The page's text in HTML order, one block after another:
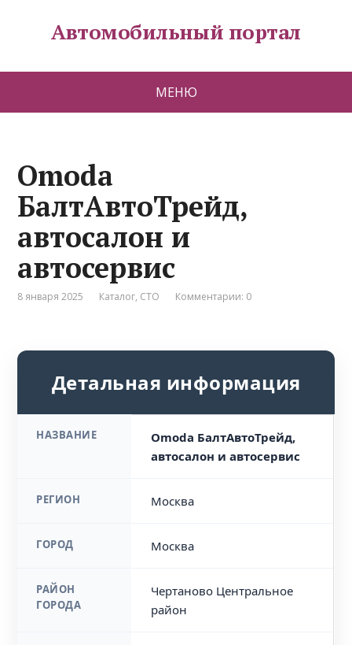
Автомобильный портал
МЕНЮ
Omoda
БалтАвтоТрейд,
автосалон и
автосервис
8 января 2025 Каталог, СТО Комментарии: 0
Детальная информация
НАЗВАНИЕ
Omoda БалтАвтоТрейд,
автосалон и автосервис
РЕГИОН Москва
ГОРОД Москва
РАЙОН
ГОРОДА
Чертаново Центральное
район